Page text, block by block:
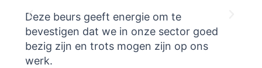
Deze beurs geeft energie om te
bevestigen dat we in onze sector goed
bezig zijn en trots mogen zijn op ons
werk.